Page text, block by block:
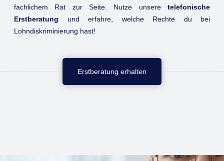
fachlichem Rat zur Seite. Nutze unsere telefonische
Erstberatung und erfahre, welche Rechte du bei
Lohndiskriminierung hast!
Erstberatung erhalten